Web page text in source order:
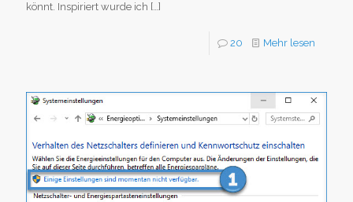
könnt. Inspiriert wurde ich […]
20 Mehr lesen